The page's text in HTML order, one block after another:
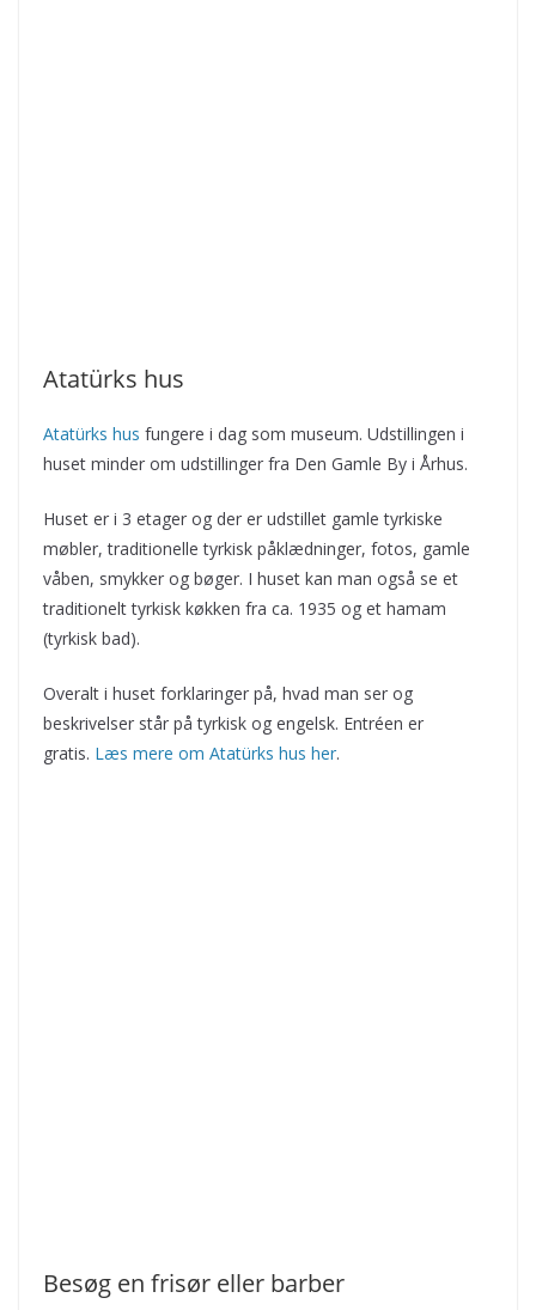
Atatürks hus
Atatürks hus fungere i dag som museum. Udstillingen i
huset minder om udstillinger fra Den Gamle By i Århus.
Huset er i 3 etager og der er udstillet gamle tyrkiske
møbler, traditionelle tyrkisk påklædninger, fotos, gamle
våben, smykker og bøger. I huset kan man også se et
traditionelt tyrkisk køkken fra ca. 1935 og et hamam
(tyrkisk bad).
Overalt i huset forklaringer på, hvad man ser og
beskrivelser står på tyrkisk og engelsk. Entréen er
gratis. Læs mere om Atatürks hus her.
Besøg en frisør eller barber